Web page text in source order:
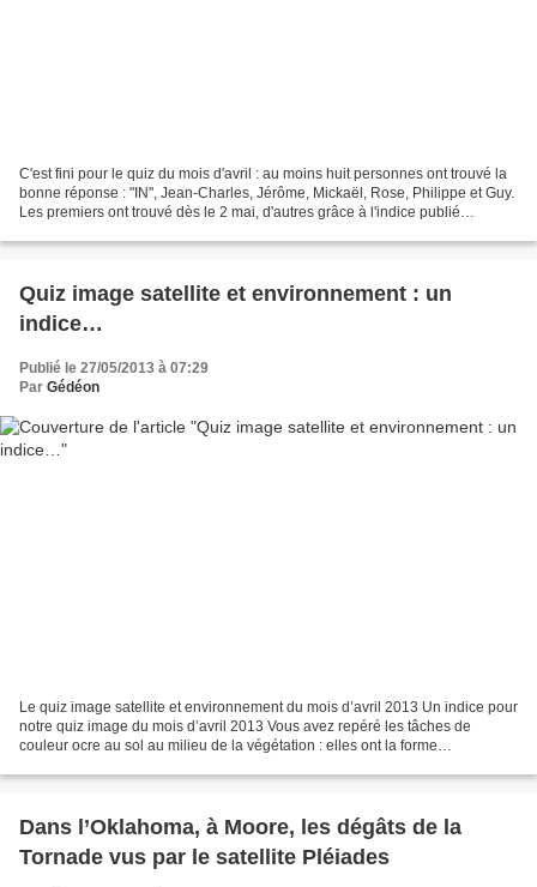
C'est fini pour le quiz du mois d'avril : au moins huit personnes ont trouvé la
bonne réponse : "IN", Jean-Charles, Jérôme, Mickaël, Rose, Philippe et Guy.
Les premiers ont trouvé dès le 2 mai, d'autres grâce à l'indice publié
Quiz image satellite et environnement : un
indice…
Publié le 27/05/2013 à 07:29
Par Gédéon
Le quiz image satellite et environnement du mois d’avril 2013 Un indice pour
notre quiz image du mois d’avril 2013 Vous avez repéré les tâches de
couleur ocre au sol au milieu de la végétation : elles ont la forme
Dans l’Oklahoma, à Moore, les dégâts de la
Tornade vus par le satellite Pléiades